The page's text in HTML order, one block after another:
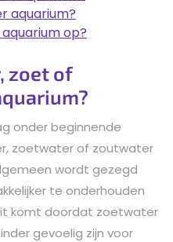
aquarium?
op?
zoet of
onder beginnende
zoetwater of zoutwater
wordt gezegd
te onderhouden
komt doordat zoetwater
gevoelig zijn voor